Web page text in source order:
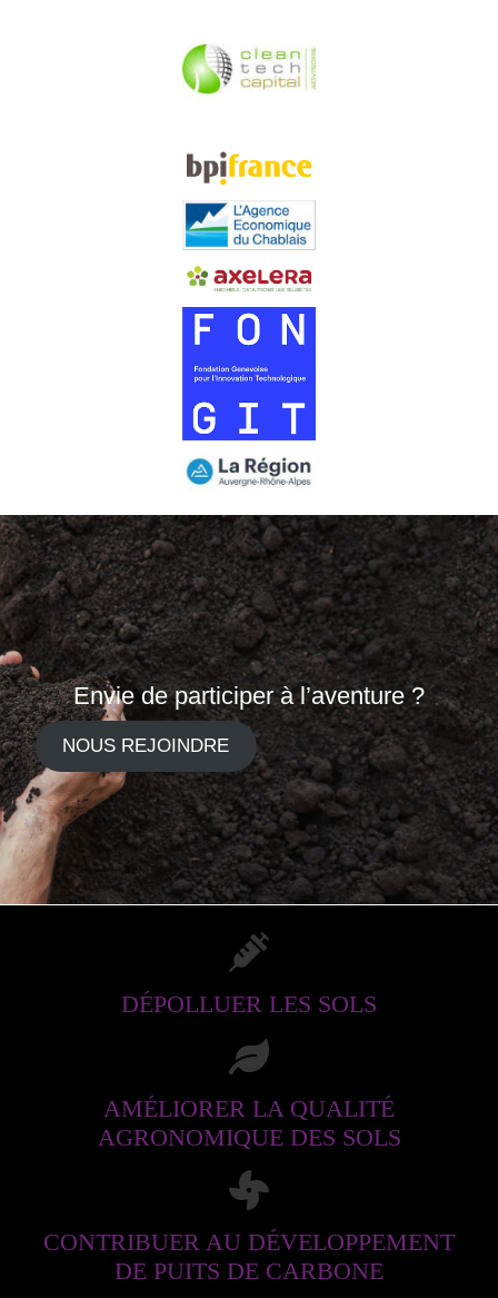
Envie de participer à l’aventure ?
NOUS REJOINDRE
DÉPOLLUER LES SOLS
AMÉLIORER LA QUALITÉ
AGRONOMIQUE DES SOLS
CONTRIBUER AU DÉVELOPPEMENT
DE PUITS DE CARBONE